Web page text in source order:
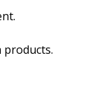
products.